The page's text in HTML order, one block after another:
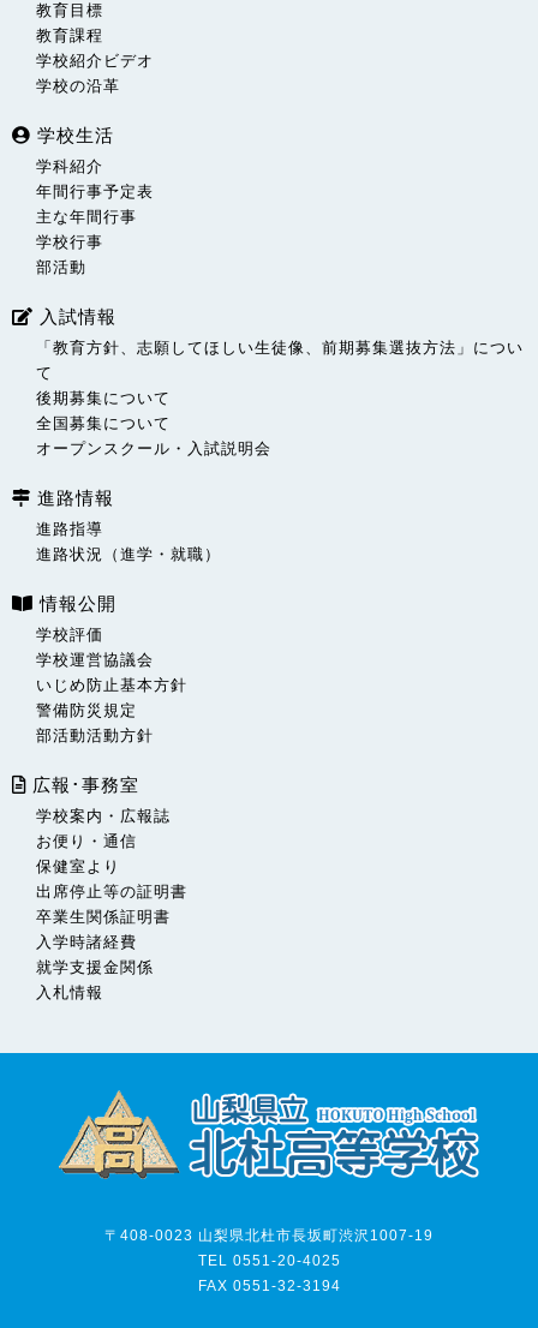
教育目標
教育課程
学校紹介ビデオ
学校の沿革
学校生活
学科紹介
年間行事予定表
主な年間行事
学校行事
部活動
入試情報
「教育方針、志願してほしい生徒像、前期募集選抜方法」につい
て
後期募集について
全国募集について
オープンスクール・入試説明会
進路情報
進路指導
進路状況（進学・就職）
情報公開
学校評価
学校運営協議会
いじめ防止基本方針
警備防災規定
部活動活動方針
広報･事務室
学校案内・広報誌
お便り・通信
保健室より
出席停止等の証明書
卒業生関係証明書
入学時諸経費
就学支援金関係
入札情報
〒408-0023 山梨県北杜市長坂町渋沢1007-19
TEL 0551-20-4025
FAX 0551-32-3194